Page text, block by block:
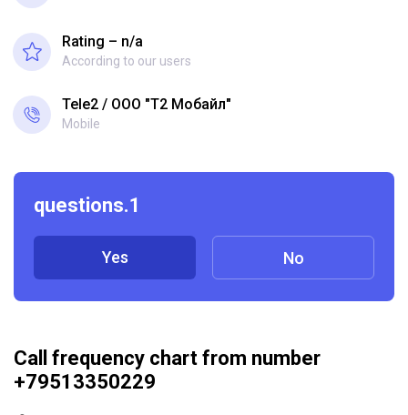
Rating – n/a
According to our users
Tele2 ООО "Т2 Мобайл"
Mobile
questions.1
Yes No
Call frequency chart from number
+79513350229